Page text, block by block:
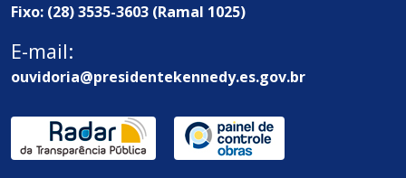
Fixo: (28) 3535-3603 (Ramal 1025)
E-mail:
ouvidoria@presidentekennedy.es.gov.br